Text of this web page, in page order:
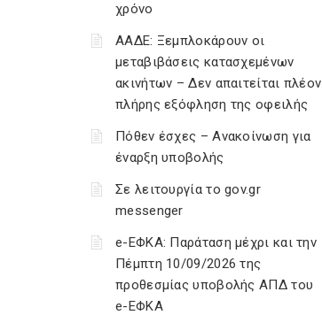
χρόνο
ΑΑΔΕ: Ξεμπλοκάρουν οι
μεταβιβάσεις κατασχεμένων
ακινήτων – Δεν απαιτείται πλέον
πλήρης εξόφληση της οφειλής
Πόθεν έσχες – Ανακοίνωση για
έναρξη υποβολής
Σε λειτουργία το gov.gr
messenger
e-ΕΦΚΑ: Παράταση μέχρι και την
Πέμπτη 10/09/2026 της
προθεσμίας υποβολής ΑΠΔ του
e-ΕΦΚΑ